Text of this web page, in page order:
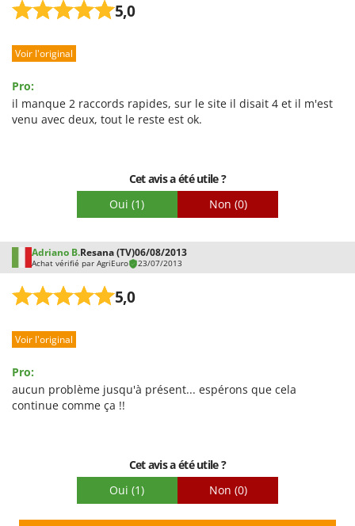
ZGrills
Zomax
5,0
Voir l'original
Pro:
il manque 2 raccords rapides, sur le site il disait 4 et il m'est
venu avec deux, tout le reste est ok.
Cet avis a été utile ?
Oui (1) Non (0)
Adriano B.Resana (TV)06/08/2013
Achat vérifié par AgriEuro 23/07/2013
5,0
Voir l'original
Pro:
aucun problème jusqu'à présent... espérons que cela
continue comme ça !!
Cet avis a été utile ?
Oui (1) Non (0)